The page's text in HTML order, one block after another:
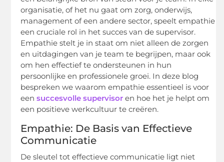
organisatie, of het nu gaat om zorg, onderwijs,
management of een andere sector, speelt empathie
een cruciale rol in het succes van de supervisor.
Empathie stelt je in staat om niet alleen de zorgen
en uitdagingen van je team te begrijpen, maar ook
om hen effectief te ondersteunen in hun
persoonlijke en professionele groei. In deze blog
bespreken we waarom empathie essentieel is voor
eensuccesvolle supervisor en hoe het je helpt om
een positieve werkcultuur te creëren.
Empathie: De Basis van Effectieve
Communicatie
De sleutel tot effectieve communicatie ligt niet